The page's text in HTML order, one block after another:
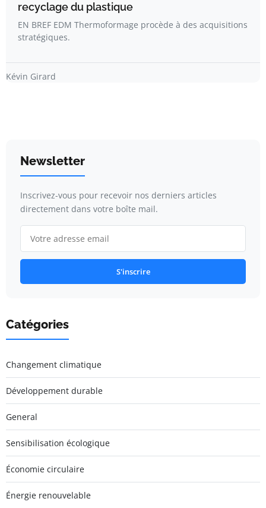
recyclage du plastique
EN BREF EDM Thermoformage procède à des acquisitions
stratégiques.
Kévin Girard
Newsletter
Inscrivez-vous pour recevoir nos derniers articles
directement dans votre boîte mail.
S'inscrire
Catégories
Changement climatique
Développement durable
General
Sensibilisation écologique
Économie circulaire
Énergie renouvelable